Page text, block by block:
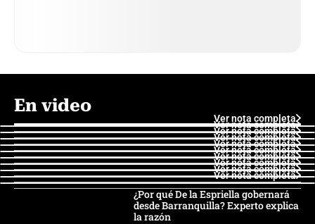
En video
Ver nota completa
Ver nota completa
Ver nota completa
Ver nota completa
Ver nota completa
Ver nota completa
Ver nota completa
Ver nota completa
Ver nota completa
Ver nota completa
¿Por qué De la Espriella gobernará
desde Barranquilla? Experto explica
la razón